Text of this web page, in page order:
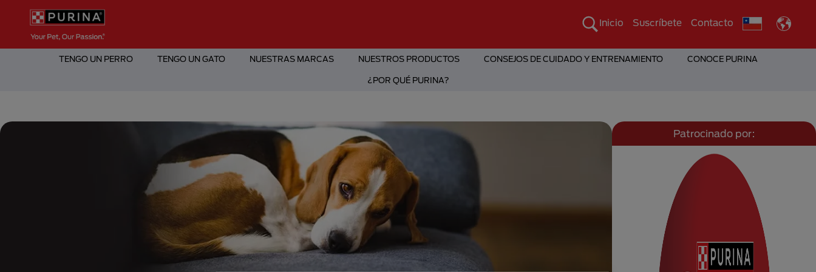
Pasar al contenido principal
Menú Secundario Purina
Inicio Suscríbete Contacto
Menú Principal Purina
TENGO UN PERRO TENGO UN GATO NUESTRAS MARCAS NUESTROS PRODUCTOS CONSEJOS DE CUIDADO Y ENTRENAMIENTO CONOCE PURINA
¿POR QUÉ PURINA?
Patrocinado por: